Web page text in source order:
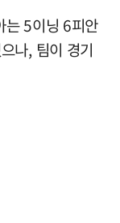
는 5이닝 6피안
나, 팀이 경기